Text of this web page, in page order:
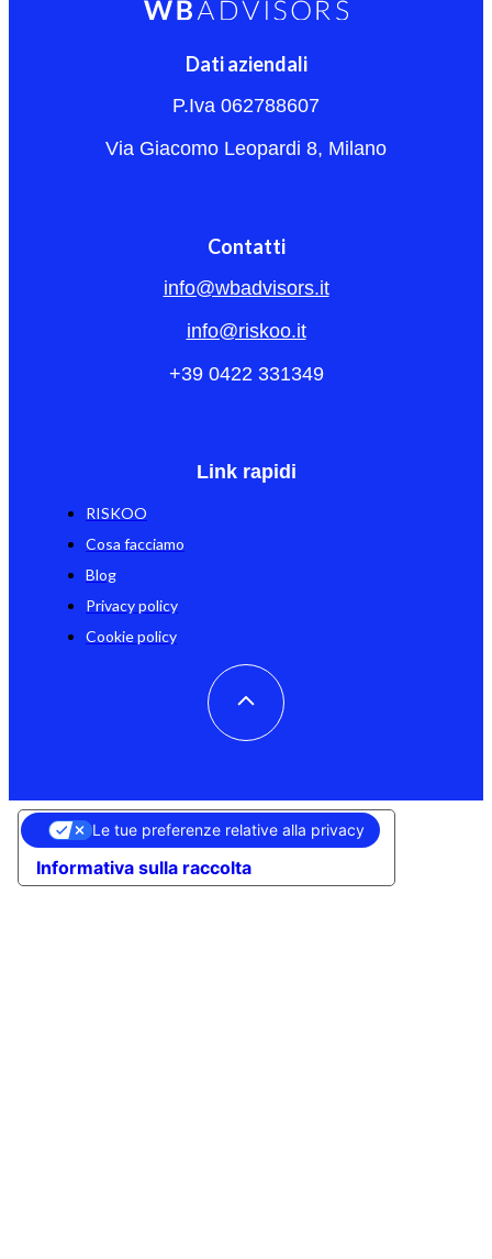
Dati aziendali
P.Iva 062788607
Via Giacomo Leopardi 8, Milano
Contatti
info@wbadvisors.it
info@riskoo.it
+39 0422 331349
Link rapidi
RISKOO
Cosa facciamo
Blog
Privacy policy
Cookie policy
Informativa sulla raccolta
Le tue preferenze relative alla privacy